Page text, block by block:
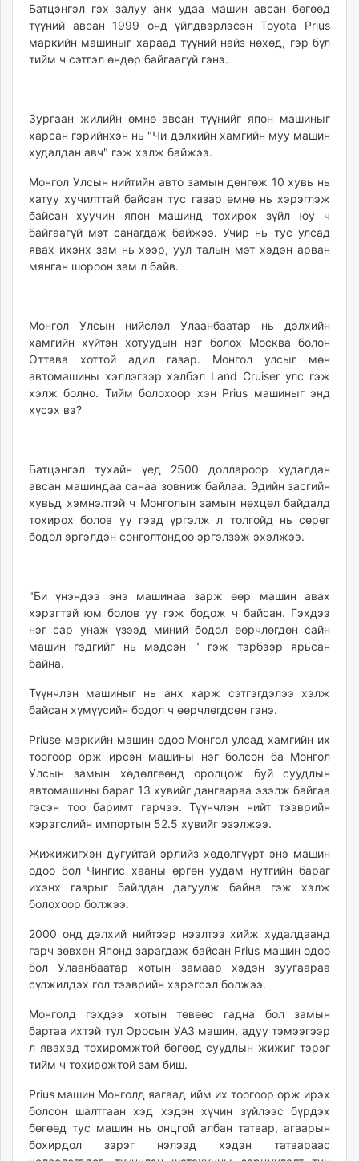
unen.mn
asu.mn
shudarga.mn
isee.mn
mglradio.com
fact.mn
itoim.mn
tumen.mn
shuum.mn
times.mn
tvmongolia.mn
toim.mn
tac.mn
paparazzi.mn
unread.today
Батцэнгэл гэх залуу анх удаа машин авсан бөгөөд
түүний авсан 1999 онд үйлдвэрлэсэн Toyota Prius
маркийн машиныг хараад түүний найз нөхөд, гэр бүл
тийм ч сэтгэл өндөр байгаагүй гэнэ.
Зургаан жилийн өмнө авсан түүнийг япон машиныг
харсан гэрийнхэн нь "Чи дэлхийн хамгийн муу машин
худалдан авч" гэж хэлж байжээ.
Монгол Улсын нийтийн авто замын дөнгөж 10 хувь нь
хатуу хучилттай байсан тус газар өмнө нь хэрэглэж
байсан хуучин япон машинд тохирох зүйл юу ч
байгаагүй мэт санагдаж байжээ. Учир нь тус улсад
явах ихэнх зам нь хээр, уул талын мэт хэдэн арван
мянган шороон зам л байв.
Монгол Улсын нийслэл Улаанбаатар нь дэлхийн
хамгийн хүйтэн хотуудын нэг болох Москва болон
Оттава хоттой адил газар. Монгол улсыг мөн
автомашины хэллэгээр хэлбэл Land Cruiser улс гэж
хэлж болно. Тийм болохоор хэн Prius машиныг энд
хүсэх вэ?
Батцэнгэл тухайн үед 2500 доллароор худалдан
авсан машиндаа санаа зовниж байлаа. Эдийн засгийн
хувьд хэмнэлтэй ч Монголын замын нөхцөл байдалд
тохирох болов уу гээд үргэлж л толгойд нь сөрөг
бодол эргэлдэн сонголтондоо эргэлзэж эхэлжээ.
"Би үнэндээ энэ машинаа зарж өөр машин авах
хэрэгтэй юм болов уу гэж бодож ч байсан. Гэхдээ
нэг сар унаж үзээд миний бодол өөрчлөгдөн сайн
машин гэдгийг нь мэдсэн " гэж тэрбээр ярьсан
байна.
Түүнчлэн машиныг нь анх харж сэтгэгдэлээ хэлж
байсан хүмүүсийн бодол ч өөрчлөгдсөн гэнэ.
Priuse маркийн машин одоо Монгол улсад хамгийн их
тоогоор орж ирсэн машины нэг болсон ба Монгол
Улсын замын хөдөлгөөнд оролцож буй суудлын
автомашины бараг 13 хувийг дангаараа эзэлж байгаа
гэсэн тоо баримт гарчээ. Түүнчлэн нийт тээврийн
хэрэгслийн импортын 52.5 хувийг эзэлжээ.
Жижижигхэн дугуйтай эрлийз хөдөлгүүрт энэ машин
одоо бол Чингис хааны өргөн уудам нутгийн бараг
ихэнх газрыг байлдан дагуулж байна гэж хэлж
болохоор болжээ.
2000 онд дэлхий нийтээр нээлтээ хийж худалдаанд
гарч зөвхөн Японд зарагдаж байсан Prius машин одоо
бол Улаанбаатар хотын замаар хэдэн зуугаараа
сүлжилдэх гол тээврийн хэрэгсэл болжээ.
Монголд гэхдээ хотын төвөөс гадна бол замын
бартаа ихтэй тул Оросын УАЗ машин, адуу тэмээгээр
л явахад тохиромжтой бөгөөд суудлын жижиг тэрэг
тийм ч тохирожтой зам биш.
Prius машин Монголд яагаад ийм их тоогоор орж ирэх
болсон шалтгаан хэд хэдэн хүчин зүйлээс бүрдэх
бөгөөд тус машин нь онцгой албан татвар, агаарын
бохирдол зэрэг нэлээд хэдэн татвараас